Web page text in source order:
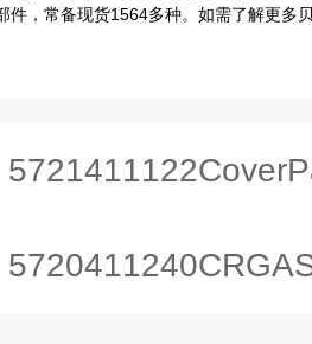
件，常备现货1564多种。如需了解更多